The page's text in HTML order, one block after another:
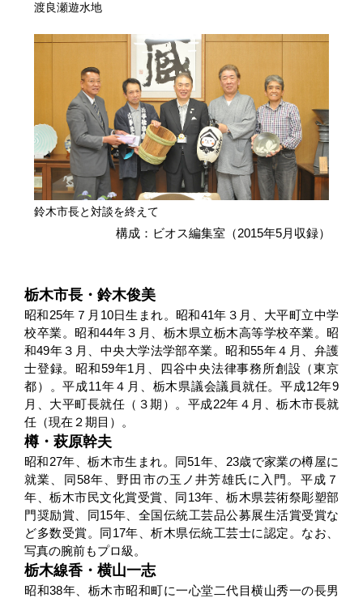
渡良瀬遊水地
鈴木市長と対談を終えて
構成：ビオス編集室（2015年5月収録）
栃木市長・鈴木俊美
昭和25年７月10日生まれ。昭和41年３月、大平町立中学
校卒業。昭和44年３月、栃木県立栃木高等学校卒業。昭
和49年３月、中央大学法学部卒業。昭和55年４月、弁護
士登録。昭和59年1月、四谷中央法律事務所創設（東京
都）。平成11年４月、栃木県議会議員就任。平成12年9
月、大平町長就任（３期）。平成22年４月、栃木市長就
任（現在２期目）。
樽・萩原幹夫
昭和27年、栃木市生まれ。同51年、23歳で家業の樽屋に
就業、同58年、野田市の玉ノ井芳雄氏に入門。平成７
年、栃木市民文化賞受賞、同13年、栃木県芸術祭彫塑部
門奨励賞、同15年、全国伝統工芸品公募展生活賞受賞な
ど多数受賞。同17年、析木県伝統工芸士に認定。なお、
写真の腕前もプロ級。
栃木線香・横山一志
昭和38年、栃木市昭和町に一心堂二代目横山秀一の長男